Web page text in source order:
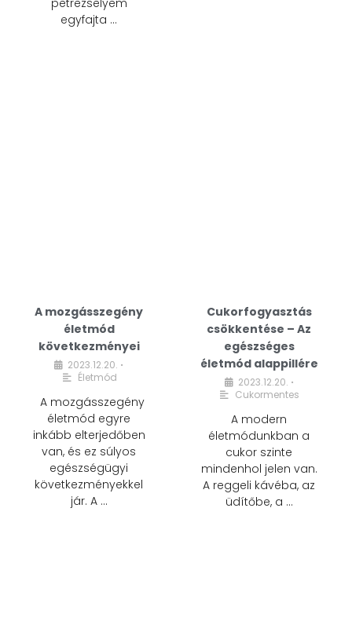
petrezselyem
egyfajta …
A mozgásszegény
életmód
következményei
2023.12.20. •
Életmód
A mozgásszegény
életmód egyre
inkább elterjedőben
van, és ez súlyos
egészségügyi
következményekkel
jár. A …
Cukorfogyasztás
csökkentése – Az
egészséges
életmód alappillére
2023.12.20. •
Cukormentes
A modern
életmódunkban a
cukor szinte
mindenhol jelen van.
A reggeli kávéba, az
üdítőbe, a …